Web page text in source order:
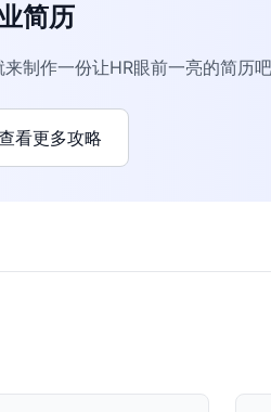
简历
制作一份让HR眼前一亮的简历吧
看更多攻略